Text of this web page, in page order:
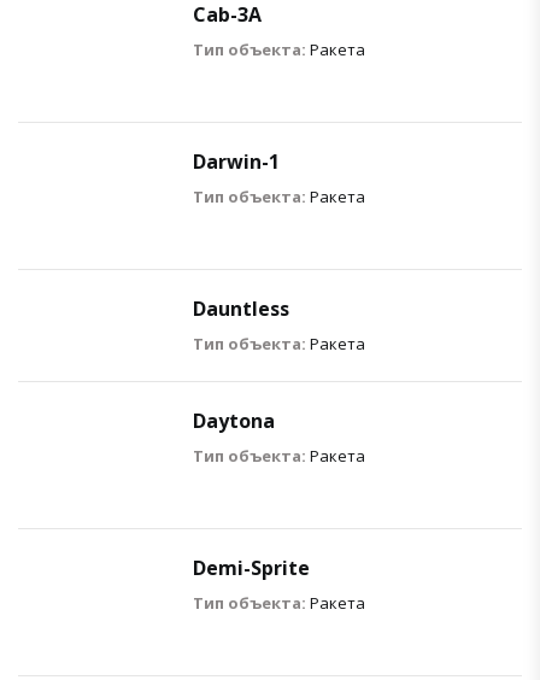
Cab-3A
Тип объекта: Ракета
Darwin-1
Тип объекта: Ракета
Dauntless
Тип объекта: Ракета
Daytona
Тип объекта: Ракета
Demi-Sprite
Тип объекта: Ракета